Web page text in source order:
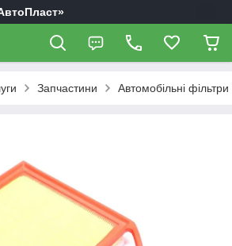
Запчастини Автомобільні фільтри